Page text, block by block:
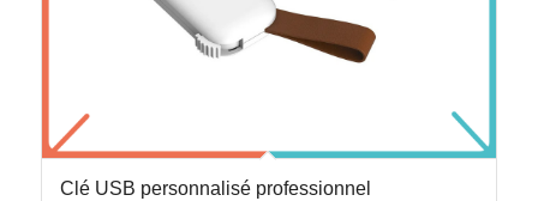
Clé USB personnalisé professionnel